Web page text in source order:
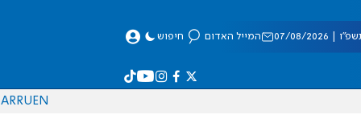
08/2026 המייל האדום חיפוש
EN
RU
AR